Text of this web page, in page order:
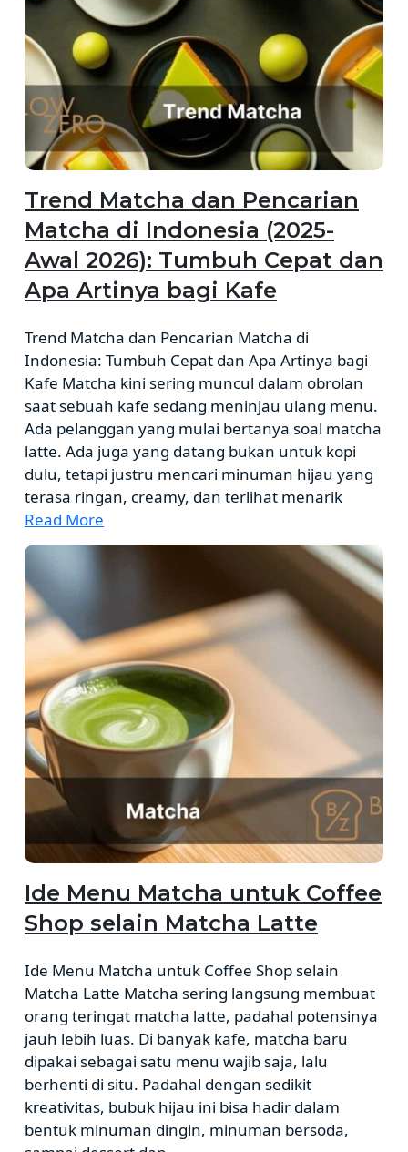
Trend Matcha dan Pencarian
Matcha di Indonesia (2025-
Awal 2026): Tumbuh Cepat dan
Apa Artinya bagi Kafe
Trend Matcha dan Pencarian Matcha di
Indonesia: Tumbuh Cepat dan Apa Artinya bagi
Kafe Matcha kini sering muncul dalam obrolan
saat sebuah kafe sedang meninjau ulang menu.
Ada pelanggan yang mulai bertanya soal matcha
latte. Ada juga yang datang bukan untuk kopi
dulu, tetapi justru mencari minuman hijau yang
terasa ringan, creamy, dan terlihat menarik
Read More
Ide Menu Matcha untuk Coffee
Shop selain Matcha Latte
Ide Menu Matcha untuk Coffee Shop selain
Matcha Latte Matcha sering langsung membuat
orang teringat matcha latte, padahal potensinya
jauh lebih luas. Di banyak kafe, matcha baru
dipakai sebagai satu menu wajib saja, lalu
berhenti di situ. Padahal dengan sedikit
kreativitas, bubuk hijau ini bisa hadir dalam
bentuk minuman dingin, minuman bersoda,